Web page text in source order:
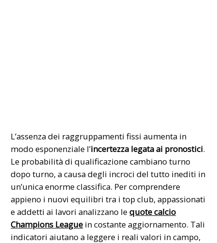
​L’assenza dei raggruppamenti fissi aumenta in
modo esponenziale l’incertezza legata ai pronostici.
Le probabilità di qualificazione cambiano turno
dopo turno, a causa degli incroci del tutto inediti in
un’unica enorme classifica. Per comprendere
appieno i nuovi equilibri tra i top club, appassionati
e addetti ai lavori analizzano lequote calcio
Champions League in costante aggiornamento. Tali
indicatori aiutano a leggere i reali valori in campo,